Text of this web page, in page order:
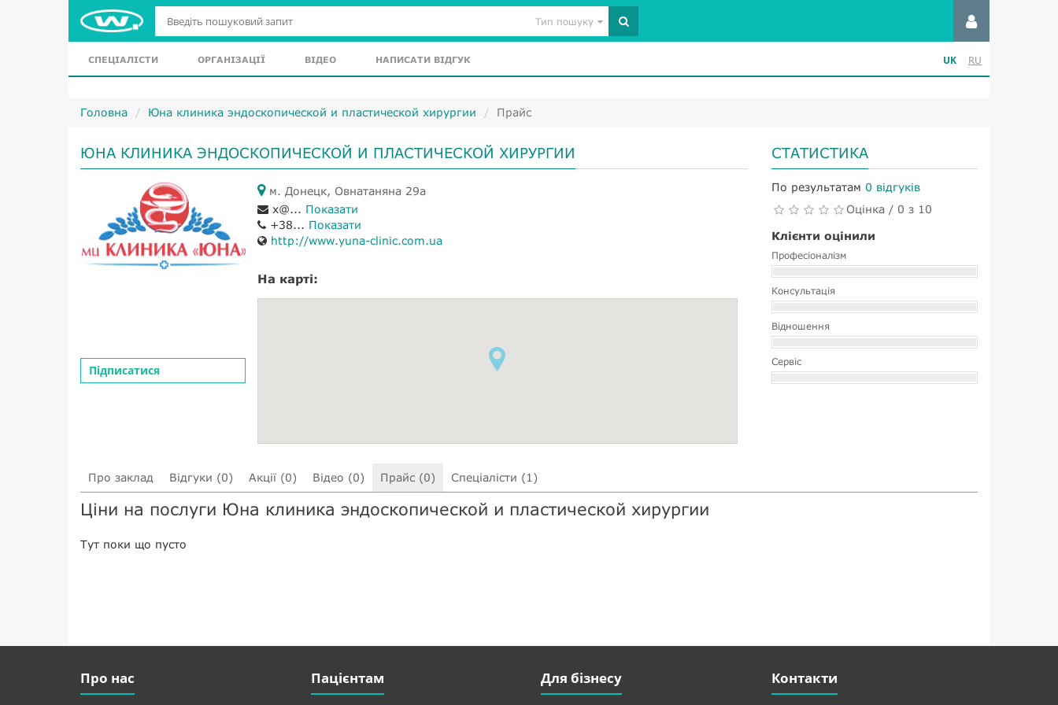
Тип пошуку
СПЕЦІАЛІСТИ ОРГАНІЗАЦІЇ ВІДЕО НАПИСАТИ ВІДГУК UK RU
Головна Юна клиника эндоскопической и пластической хирургии Прайс
ЮНА КЛИНИКА ЭНДОСКОПИЧЕСКОЙ И ПЛАСТИЧЕСКОЙ ХИРУРГИИ
Підписатися
м. Донецк, Овнатаняна 29а
x@... Показати
+38... Показати
http://www.yuna-clinic.com.ua
На карті:
СТАТИСТИКА
По результатам 0 відгуків
Оцінка / 0 з 10
Клієнти оцінили
Професіоналізм
Консультація
Відношення
Сервіс
Про заклад Відгуки (0) Акції (0) Відео (0) Прайс (0) Спеціалісти (1)
Ціни на послуги Юна клиника эндоскопической и пластической хирургии
Тут поки що пусто
Про нас Пацієнтам Для бізнесу Контакти